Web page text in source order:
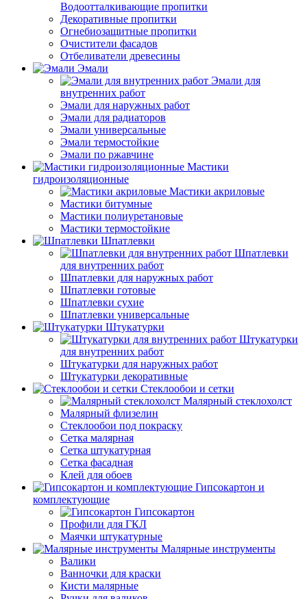
Водоотталкивающие пропитки
Декоративные пропитки
Огнебиозащитные пропитки
Очистители фасадов
Отбеливатели древесины
Эмали
Эмали для
внутренних работ
Эмали для наружных работ
Эмали для радиаторов
Эмали универсальные
Эмали термостойкие
Эмали по ржавчине
Мастики
гидроизоляционные
Мастики акриловые
Мастики битумные
Мастики полиуретановые
Мастики термостойкие
Шпатлевки
Шпатлевки
для внутренних работ
Шпатлевки для наружных работ
Шпатлевки готовые
Шпатлевки сухие
Шпатлевки универсальные
Штукатурки
Штукатурки
для внутренних работ
Штукатурки для наружных работ
Штукатурки декоративные
Стеклообои и сетки
Малярный стеклохолст
Малярный флизелин
Стеклообои под покраску
Сетка малярная
Сетка штукатурная
Сетка фасадная
Клей для обоев
Гипсокартон и
комплектующие
Гипсокартон
Профили для ГКЛ
Маячки штукатурные
Малярные инструменты
Валики
Ванночки для краски
Кисти малярные